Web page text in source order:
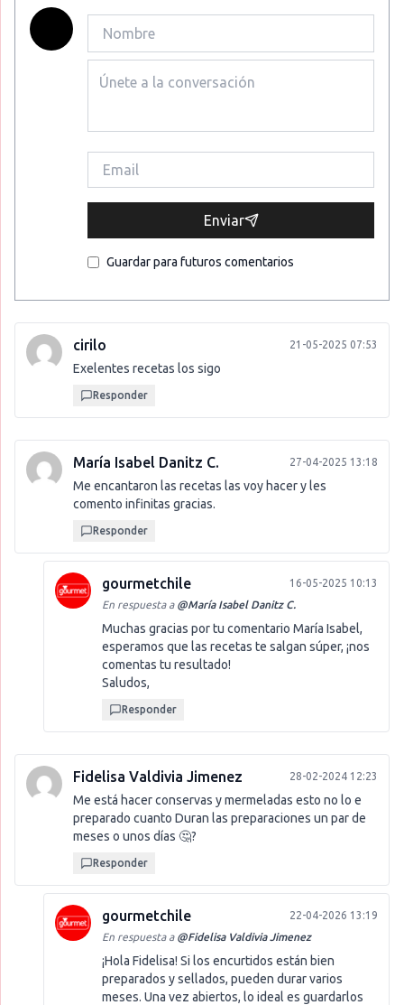
Enviar
Guardar para futuros comentarios
cirilo 21-05-2025 07:53
Exelentes recetas los sigo
Responder
María Isabel Danitz C. 27-04-2025 13:18
Me encantaron las recetas las voy hacer y les
comento infinitas gracias.
Responder
gourmetchile
16-05-2025 10:13
En respuesta a @María Isabel Danitz C.
Muchas gracias por tu comentario María Isabel,
esperamos que las recetas te salgan súper, ¡nos
comentas tu resultado!
Saludos,
Responder
Fidelisa Valdivia Jimenez 28-02-2024 12:23
Me está hacer conservas y mermeladas esto no lo e
preparado cuanto Duran las preparaciones un par de
meses o unos días 🤔?
Responder
gourmetchile
22-04-2026 13:19
En respuesta a @Fidelisa Valdivia Jimenez
¡Hola Fidelisa! Si los encurtidos están bien
preparados y sellados, pueden durar varios
meses. Una vez abiertos, lo ideal es guardarlos